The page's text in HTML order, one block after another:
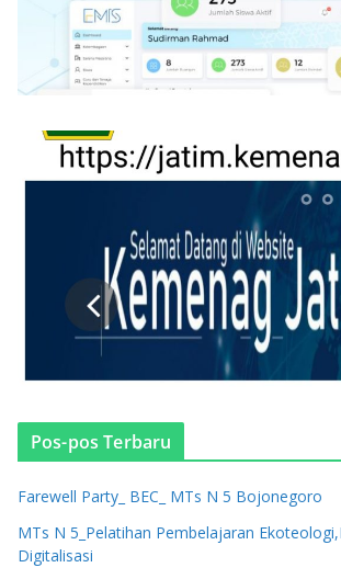
Pos-pos Terbaru
Farewell Party_ BEC_ MTs N 5 Bojonegoro
MTs N 5_Pelatihan Pembelajaran
Digitalisasi